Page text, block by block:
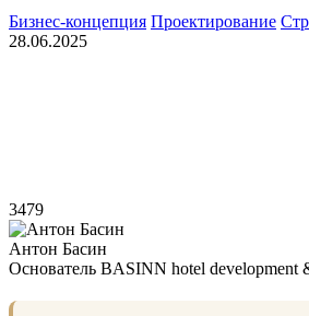
Бизнес‑концепция Проектирование
28.06.2025
3479
Антон Басин
Основатель BASINN hotel development